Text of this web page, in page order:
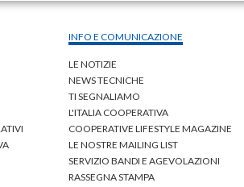
INFO E COMUNICAZIONE
LE NOTIZIE
NEWS TECNICHE
TI SEGNALIAMO
L'ITALIA COOPERATIVA
COOPERATIVE LIFESTYLE MAGAZINE
LE NOSTRE MAILING LIST
SERVIZIO BANDI E AGEVOLAZIONI
RASSEGNA STAMPA